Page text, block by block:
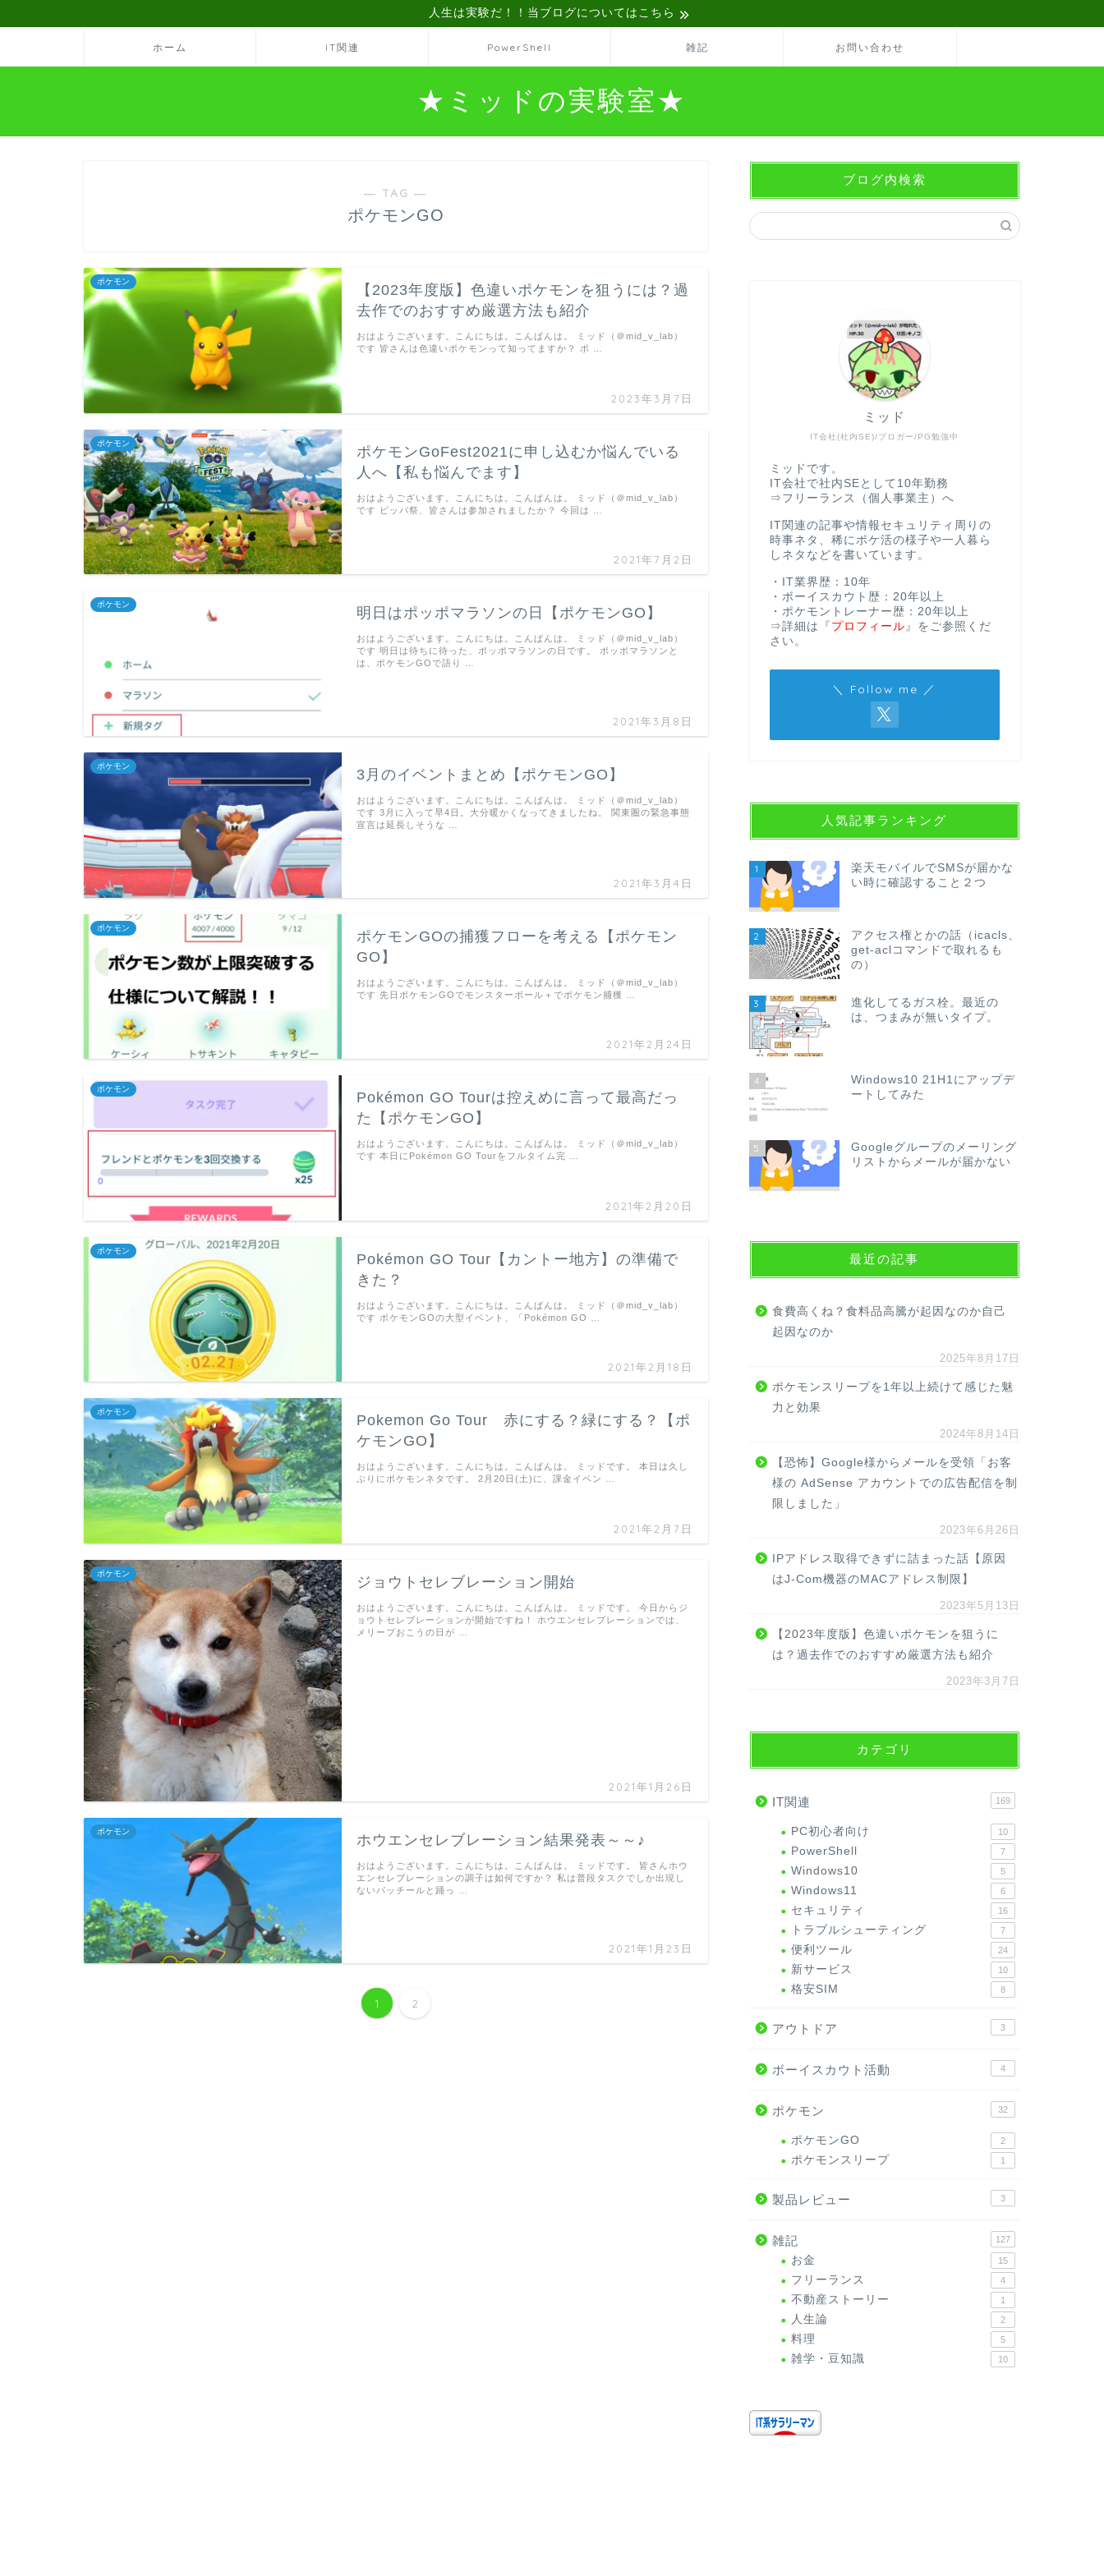
人生は実験だ！！当ブログについてはこちら
ホーム IT関連 PowerShell 雑記 お問い合わせ
★ミッドの実験室★
― TAG ―
ポケモンGO
ポケモン
【2023年度版】色違いポケモンを狙うには？過
去作でのおすすめ厳選方法も紹介
2023年3月7日
おはようございます。こんにちは。こんばんは。 ミッド（＠mid_v_lab）
です 皆さんは色違いポケモンって知ってますか？ ポ …
ポケモン
ポケモンGoFest2021に申し込むか悩んでいる
人へ【私も悩んでます】
2021年7月2日
おはようございます。こんにちは。こんばんは。 ミッド（＠mid_v_lab）
です ビッパ祭、皆さんは参加されましたか？ 今回は …
ポケモン
明日はポッポマラソンの日【ポケモンGO】
2021年3月8日
おはようございます。こんにちは。こんばんは。 ミッド（＠mid_v_lab）
です 明日は待ちに待った、ポッポマラソンの日です。 ポッポマラソンと
は、ポケモンGOで語り …
ポケモン
3月のイベントまとめ【ポケモンGO】
2021年3月4日
おはようございます。こんにちは。こんばんは。 ミッド（＠mid_v_lab）
です 3月に入って早4日。大分暖かくなってきましたね。 関東圏の緊急事態
宣言は延長しそうな …
ポケモン
ポケモンGOの捕獲フローを考える【ポケモン
GO】
2021年2月24日
おはようございます。こんにちは。こんばんは。 ミッド（＠mid_v_lab）
です 先日ポケモンGOでモンスターボール＋でポケモン捕獲 …
ポケモン
Pokémon GO Tourは控えめに言って最高だっ
た【ポケモンGO】
2021年2月20日
おはようございます。こんにちは。こんばんは。 ミッド（＠mid_v_lab）
です 本日にPokémon GO Tourをフルタイム完 …
ポケモン
Pokémon GO Tour【カントー地方】の準備で
きた？
2021年2月18日
おはようございます。こんにちは。こんばんは。 ミッド（＠mid_v_lab）
です ポケモンGOの大型イベント、「Pokémon GO …
ポケモン
Pokemon Go Tour 赤にする？緑にする？【ポ
ケモンGO】
2021年2月7日
おはようございます。こんにちは。こんばんは。 ミッドです。 本日は久し
ぶりにポケモンネタです。 2月20日(土)に、課金イベン …
ポケモン
ジョウトセレブレーション開始
2021年1月26日
おはようございます。こんにちは。こんばんは。 ミッドです。 今日からジ
ョウトセレブレーションが開始ですね！ ホウエンセレブレーションでは、
メリープおこうの日が …
ポケモン
ホウエンセレブレーション結果発表～～♪
2021年1月23日
おはようございます。こんにちは。こんばんは。 ミッドです。 皆さんホウ
エンセレブレーションの調子は如何ですか？ 私は普段タスクでしか出現し
ないパッチールと踊っ …
1 2
ブログ内検索
IT会社(社内SE)/ブロガー/PG勉強中
ミッド
ミッドです。
IT会社で社内SEとして10年勤務
⇒フリーランス（個人事業主）へ
IT関連の記事や情報セキュリティ周りの
時事ネタ、稀にポケ活の様子や一人暮ら
しネタなどを書いています。
・IT業界歴：10年
・ボーイスカウト歴：20年以上
・ポケモントレーナー歴：20年以上
⇒詳細は
『 プロフィール 』 をご参照くだ
さい。
＼ Follow me ／
人気記事ランキング
1
楽天モバイルでSMSが届かな
い時に確認すること２つ
2
アクセス権とかの話（icacls、
get-aclコマンドで取れるも
の）
3
進化してるガス栓。最近の
は、つまみが無いタイプ。
4
Windows10 21H1にアップデ
ートしてみた
5
Googleグループのメーリング
リストからメールが届かない
最近の記事
食費高くね？食料品高騰が起因なのか自己
起因なのか
2025年8月17日
ポケモンスリープを1年以上続けて感じた魅
力と効果
2024年8月14日
【恐怖】Google様からメールを受領「お客
様の AdSense アカウントでの広告配信を制
限しました」
2023年6月26日
IPアドレス取得できずに詰まった話【原因
はJ-Com機器のMACアドレス制限】
2023年5月13日
【2023年度版】色違いポケモンを狙うに
は？過去作でのおすすめ厳選方法も紹介
2023年3月7日
カテゴリ
IT関連 169
PC初心者向け 10
PowerShell 7
Windows10 5
Windows11 6
セキュリティ 16
トラブルシューティング 7
便利ツール 24
新サービス 10
格安SIM 8
アウトドア 3
ボーイスカウト活動 4
ポケモン 32
ポケモンGO 2
ポケモンスリープ 1
製品レビュー 3
雑記 127
お金 15
フリーランス 4
不動産ストーリー 1
人生論 2
料理 5
雑学・豆知識 10